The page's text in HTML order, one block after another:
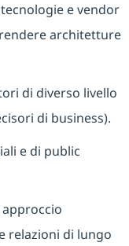
e vendor
architetture
di diverso livello
di business).
e di public
relazioni di lungo